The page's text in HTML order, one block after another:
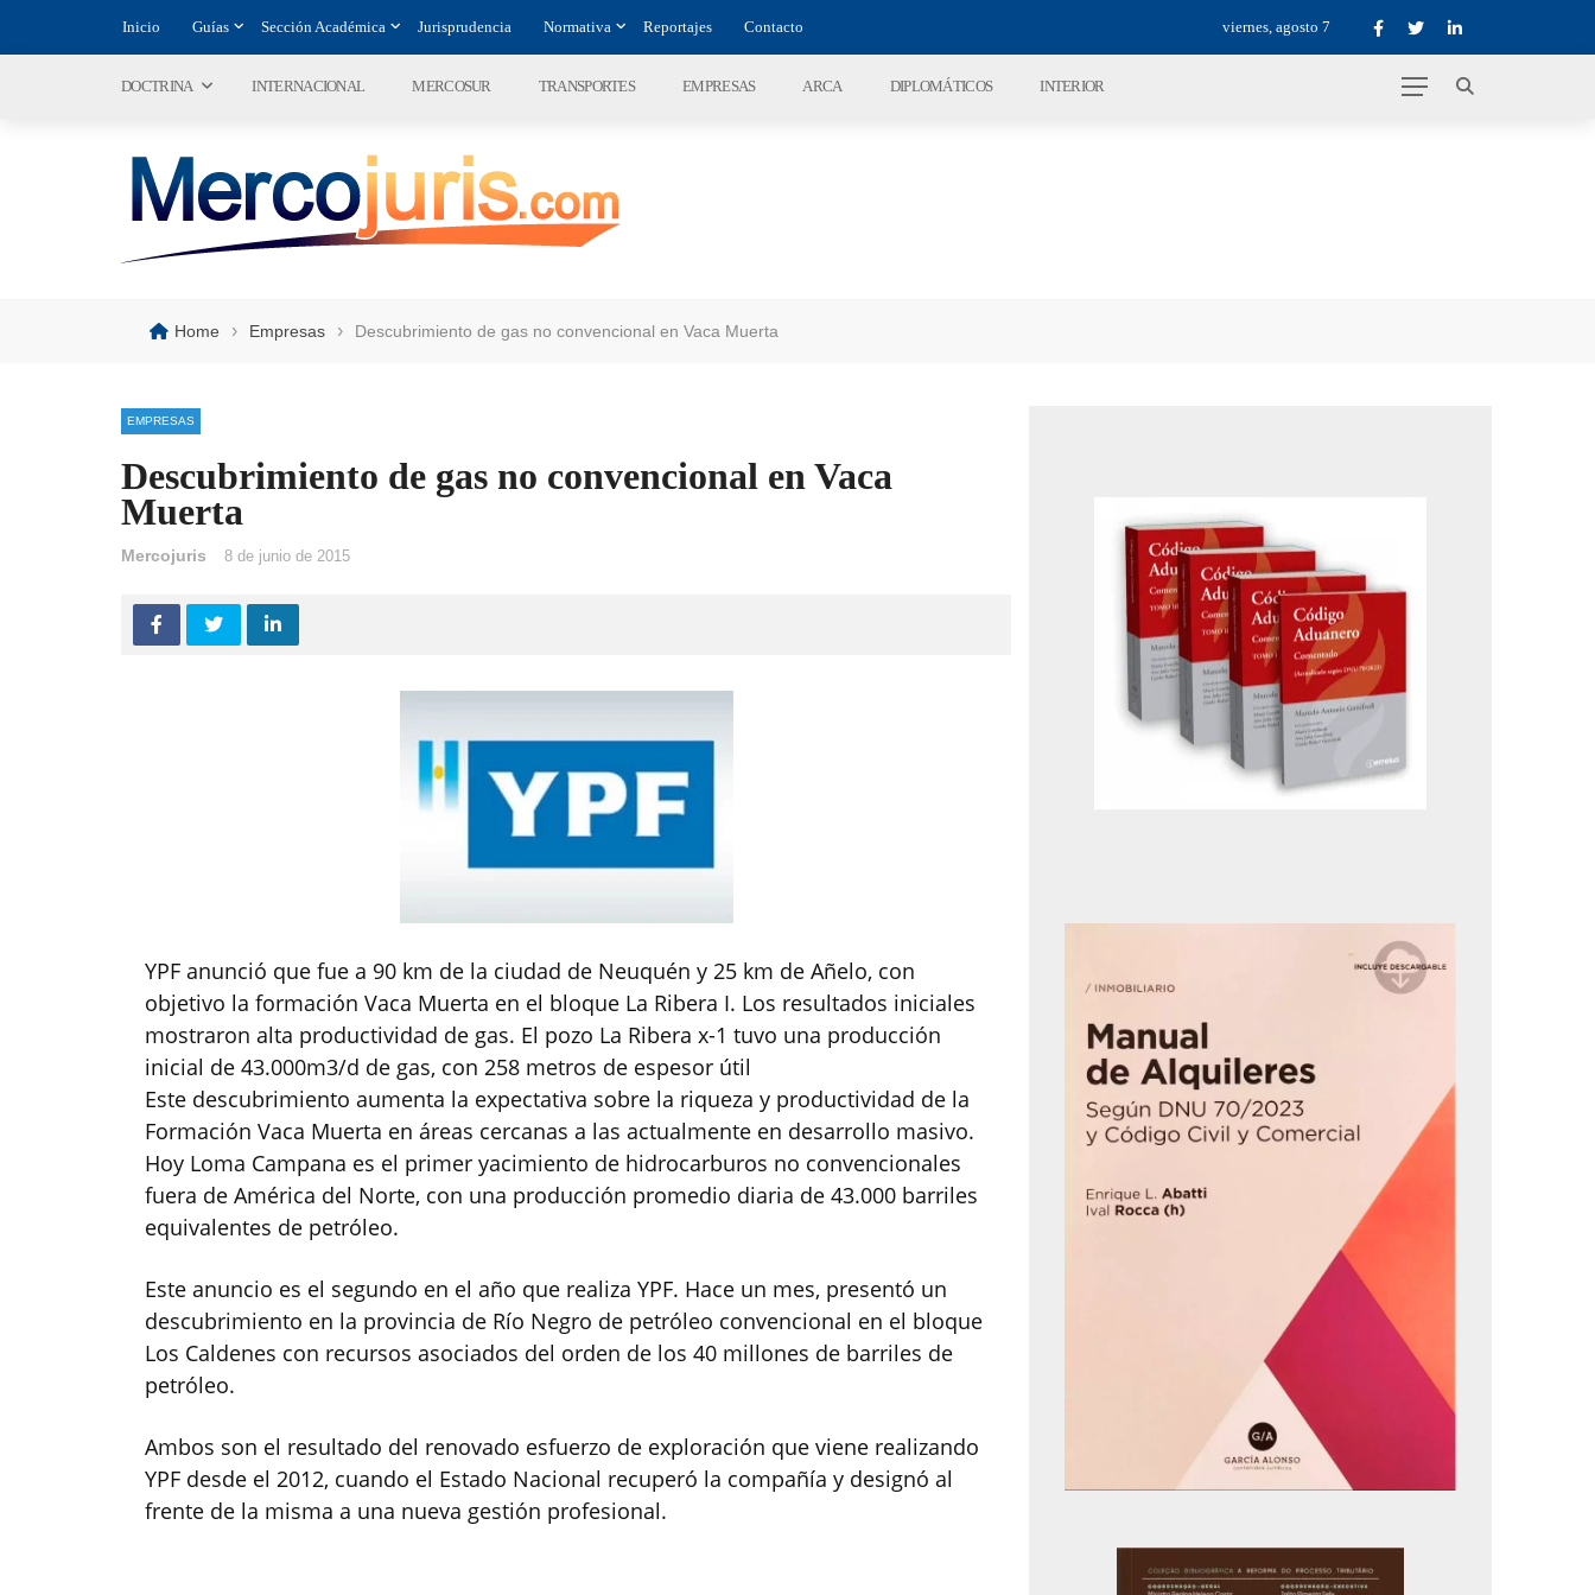
Inicio Guías Sección Académica Jurisprudencia Normativa Reportajes Contacto viernes, agosto 7
DOCTRINA INTERNACIONAL MERCOSUR TRANSPORTES EMPRESAS ARCA DIPLOMÁTICOS INTERIOR
Home › Empresas › Descubrimiento de gas no convencional en Vaca Muerta
EMPRESAS
Descubrimiento de gas no convencional en Vaca
Muerta
Mercojuris 8 de junio de 2015
YPF anunció que fue a 90 km de la ciudad de Neuquén y 25 km de Añelo, con
objetivo la formación Vaca Muerta en el bloque La Ribera I. Los resultados iniciales
mostraron alta productividad de gas. El pozo La Ribera x-1 tuvo una producción
inicial de 43.000m3/d de gas, con 258 metros de espesor útil
Este descubrimiento aumenta la expectativa sobre la riqueza y productividad de la
Formación Vaca Muerta en áreas cercanas a las actualmente en desarrollo masivo.
Hoy Loma Campana es el primer yacimiento de hidrocarburos no convencionales
fuera de América del Norte, con una producción promedio diaria de 43.000 barriles
equivalentes de petróleo.
Este anuncio es el segundo en el año que realiza YPF. Hace un mes, presentó un
descubrimiento en la provincia de Río Negro de petróleo convencional en el bloque
Los Caldenes con recursos asociados del orden de los 40 millones de barriles de
petróleo.
Ambos son el resultado del renovado esfuerzo de exploración que viene realizando
YPF desde el 2012, cuando el Estado Nacional recuperó la compañía y designó al
frente de la misma a una nueva gestión profesional.